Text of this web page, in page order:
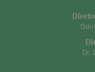
Dr.